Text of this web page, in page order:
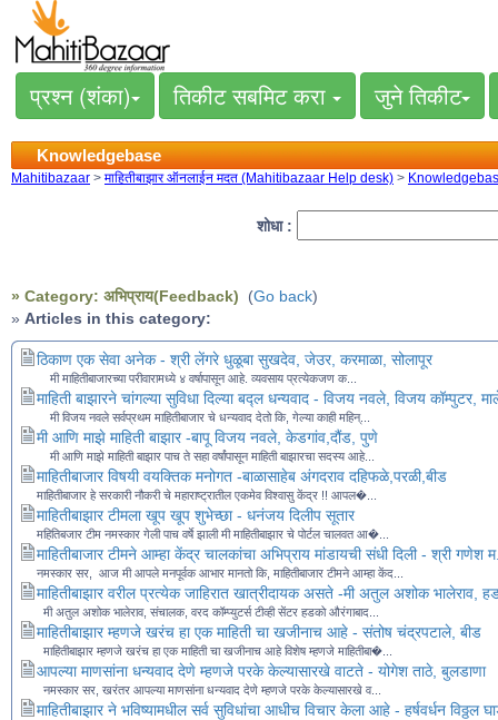
प्रश्न (शंका) तिकीट सबमिट करा जुने तिकीट
Knowledgebase
Mahitibazaar > माहितीबाझार ऑनलाईन मदत (Mahitibazaar Help desk) >
शोधा :
» Category: अभिप्राय(Feedback) (Go back)
» Articles in this category:
ठिकाण एक सेवा अनेक - श्री लेंगरे धुळूबा सुखदेव, जेउर, करमाळा, सोलापूर
मी माहितीबाजारच्या परीवारामध्ये ४ वर्षापासून आहे. व्यवसाय प्रत्येकजण क...
माहिती बाझारने चांगल्या सुविधा दिल्या बद्ल धन्यवाद - विजय नवले, विजय कॉम्पुटर,
मी विजय नवले सर्वप्रथम माहितीबाजार चे धन्यवाद देतो कि, गेल्या काही महिन्...
मी आणि माझे माहिती बाझार -बापू विजय नवले, केडगांव,दौंड, पुणे
मी आणि माझे माहिती बाझार पाच ते सहा वर्षांपासून माहिती बाझारचा सदस्य आहे...
माहितीबाजार विषयी वयक्तिक मनोगत -बाळासाहेब अंगदराव दहिफळे,परळी,बीड
माहितीबाजार हे सरकारी नौकरी चे महाराष्ट्रातील एकमेव विश्वासु केंद्र !! आपल�...
माहितीबाझार टीमला खूप खूप शुभेच्छा - धनंजय दिलीप सूतार
महितिबजार टीम नमस्कार गेली पाच वर्षे झाली मी माहितीबाझार चे पोर्टल चालवत आ�...
माहितीबाजार टीमने आम्हा केंद्र चालकांचा अभिप्राय मांडायची संधी दिली - श्री
नमस्कार सर, आज मी आपले मनपूर्वक आभार मानतो कि, माहितीबाजार टीमने आम्हा केंद...
माहितीबाझार वरील प्रत्येक जाहिरात खात्रीदायक असते -मी अतुल अशोक भालेराव,
मी अतुल अशोक भालेराव, संचालक, वरद कॉम्प्युटर्स टीव्ही सेंटर हडको औरंगाबाद...
माहितीबाझार म्हणजे खरंच हा एक माहिती चा खजीनाच आहे - संतोष चंद्रपटाले, बीड
माहितीबाझार म्हणजे खरंच हा एक माहिती चा खजीनाच आहे विशेष म्हणजे माहितीबा�...
आपल्या माणसांना धन्यवाद देणे म्हणजे परके केल्यासारखे वाटते - योगेश ताठे, बुलडाणा
नमस्कार सर, खरंतर आपल्या माणसांना धन्यवाद देणे म्हणजे परके केल्यासारखे व...
माहितीबाझार ने भविष्यामधील सर्व सुविधांचा आधीच विचार केला आहे - हर्षवर्धन विठ्ठल